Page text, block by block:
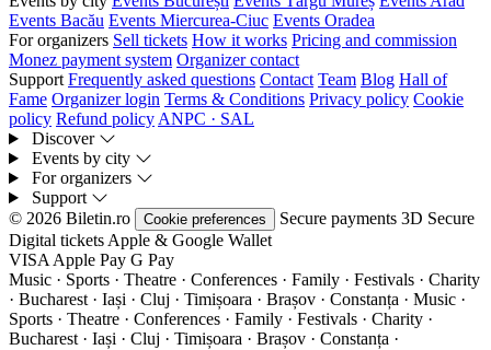
Events Bacău Events Miercurea-Ciuc Events Oradea
For organizers Sell tickets How it works Pricing and commission
Monez payment system Organizer contact
Support Frequently asked questions Contact Team Blog Hall of
Fame Organizer login Terms & Conditions Privacy policy Cookie
policy Refund policy ANPC · SAL
Discover
Events by city
For organizers
Support
© 2026 Biletin.ro
Cookie preferences Secure payments 3D Secure
Digital tickets Apple & Google Wallet
VISA Apple Pay G Pay
Music · Sports · Theatre · Conferences · Family · Festivals · Charity
· Bucharest · Iași · Cluj · Timișoara · Brașov · Constanța · Music ·
Sports · Theatre · Conferences · Family · Festivals · Charity ·
Bucharest · Iași · Cluj · Timișoara · Brașov · Constanța ·